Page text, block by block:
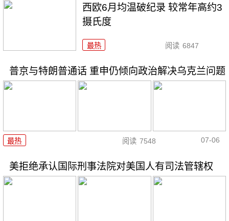
西欧6月均温破纪录 较常年高约3
摄氏度
最热 阅读 6847
普京与特朗普通话 重申仍倾向政治解决乌克兰问题
最热 阅读 7548 07-06
美拒绝承认国际刑事法院对美国人有司法管辖权